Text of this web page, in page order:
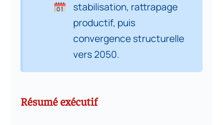
Annexe C – Indicateurs clés de
pilotage et de suivi
VII. Annexe D : réformes
stabilisation, rattrapage
productif, puis
convergence structurelle
vers 2050.
Résumé exécutif